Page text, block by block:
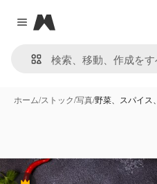
Close menu
Magnific
ホーム/ストック/写真/野菜、スパイ